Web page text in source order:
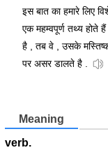
इस बात का हमारे लिए
एक महम्वपूर्ण तथ्य होते
है , तब वे , उसके
पर असर डालते है .
Meaning
verb.